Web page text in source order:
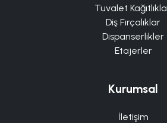
Tuvalet
Diş Fırçalıklar
Dispanserlikler
Etajerler
Kurumsal
İletişim